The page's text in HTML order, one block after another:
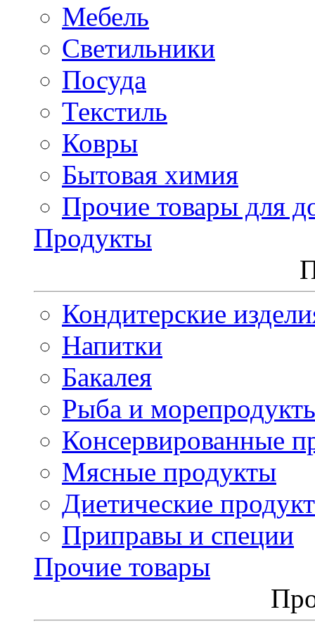
Мебель
Светильники
Посуда
Текстиль
Ковры
Бытовая химия
Прочие товары для
Продукты
Кондитерские
Напитки
Бакалея
Рыба и
Консервированные
Мясные продукты
Диетические
Приправы и специи
Прочие товары